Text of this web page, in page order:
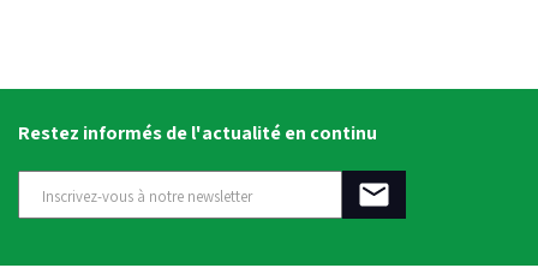
Restez informés de l'actualité en continu